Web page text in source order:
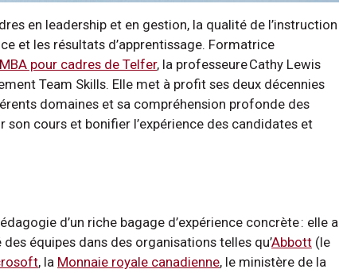
en leadership et en gestion, la qualité de l’instruction
et les résultats d’apprentissage. Formatrice
MBA pour cadres de Telfer, la professeure Cathy Lewis
Team Skills. Elle met à profit ses deux décennies
domaines et sa compréhension profonde des
cours et bonifier l’expérience des candidates et
d’un riche bagage d’expérience concrète : elle a
équipes dans des organisations telles qu’Abbott (le
, la Monnaie royale canadienne, le ministère de la